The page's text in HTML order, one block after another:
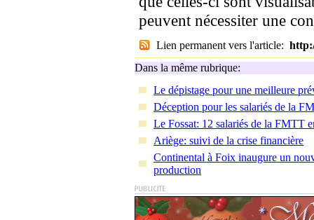
peuvent nécessiter une
Lien permanent vers l'article:
Dans la même rubrique:
Le dépistage pour une meilleure
Déception pour les salariés de la
Le Fossat: 12 salariés de la FMTT
Ariège: suivi de la crise financière
Continental à Foix inaugure un
production